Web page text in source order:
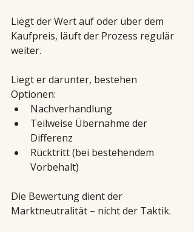
Liegt der Wert auf oder über dem
Kaufpreis, läuft der Prozess regulär
weiter.
Liegt er darunter, bestehen
Optionen:
Nachverhandlung
Teilweise Übernahme der
Differenz
Rücktritt (bei bestehendem
Vorbehalt)
Die Bewertung dient der
Marktneutralität – nicht der Taktik.